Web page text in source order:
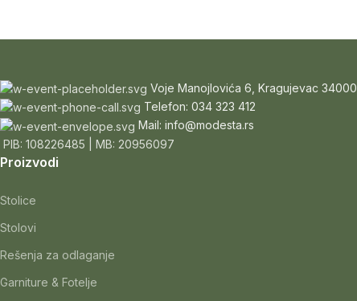
Voje Manojlovića 6, Kragujevac 34000
Telefon: 034 323 412
Mail: info@modesta.rs
PIB: 108226485 | MB: 20956097
Proizvodi
Stolice
Stolovi
Rešenja za odlaganje
Garniture & Fotelje